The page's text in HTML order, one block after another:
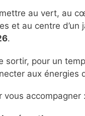
au vert, au
et au centre
.
sortir, pour un
aux énergies
vous accompagner